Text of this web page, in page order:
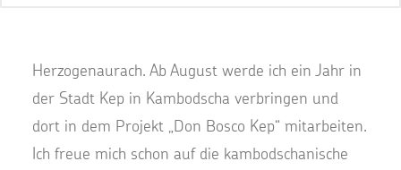
Herzogenaurach. Ab August werde ich ein Jahr in
der Stadt Kep in Kambodscha verbringen und
dort in dem Projekt „Don Bosco Kep“ mitarbeiten.
Ich freue mich schon auf die kambodschanische